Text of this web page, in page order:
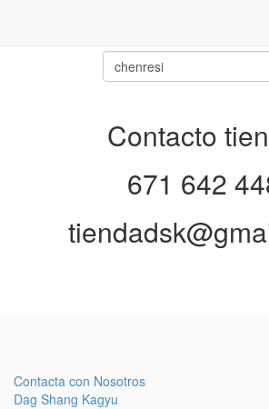
Contacto
671 642
Contacta con Nosotros
Dag Shang Kagyu